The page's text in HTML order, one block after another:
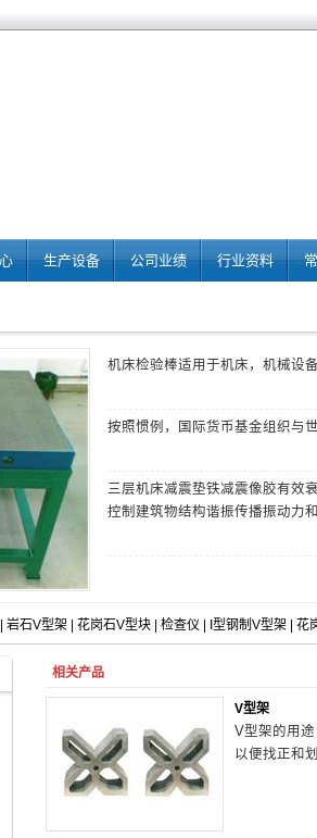
生产设备 公司业绩 行业资料
机床检验棒适用于机床，机械设
按照惯例，国际货币基金组织与
三层机床减震垫铁减震像胶有效
控制建筑物结构谐振传播振动力和
岩石V型架 花岗石V型块 检查仪 I型钢制V型架 花
相关产品
V型架
V型架的用
以便找正和